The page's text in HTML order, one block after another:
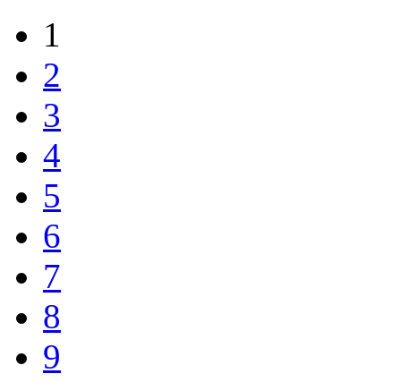
1
2
3
4
5
6
7
8
9